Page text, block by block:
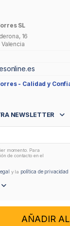
AÑADIR
SL
16
- Calidad y
NEWSLETTER
momento. Para
de contacto en el
y la política de privacidad